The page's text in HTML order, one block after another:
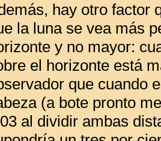
hay otro factor
la luna se vea más
y no mayor:
el horizonte está
que cuando
(a bote pronto
al dividir ambas